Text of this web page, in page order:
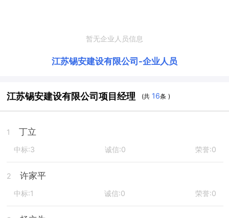
暂无企业人员信息
江苏锡安建设有限公司 -企业人员
江苏锡安建设有限公司项目经理 (共 16条 )
1 丁立
中标:3 诚信:0 荣誉:0
2 许家平
中标:1 诚信:0 荣誉:0